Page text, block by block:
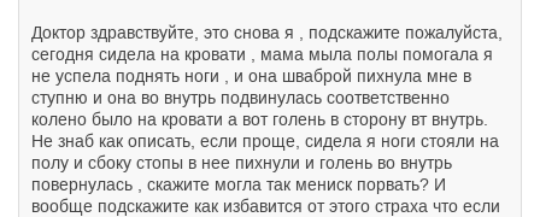
Доктор здравствуйте, это снова я , подскажите пожалуйста,
сегодня сидела на кровати , мама мыла полы помогала я
не успела поднять ноги , и она шваброй пихнула мне в
ступню и она во внутрь подвинулась соответственно
колено было на кровати а вот голень в сторону вт внутрь.
Не знаб как описать, если проще, сидела я ноги стояли на
полу и сбоку стопы в нее пихнули и голень во внутрь
повернулась , скажите могла так мениск порвать? И
вообще подскажите как избавится от этого страха что если